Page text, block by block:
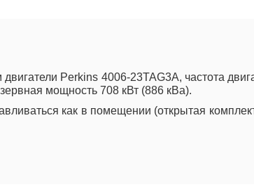
Perkins 4006-23TAG3A, частота
мощность 708 кВт (886 кВа).
как в помещении (открытая